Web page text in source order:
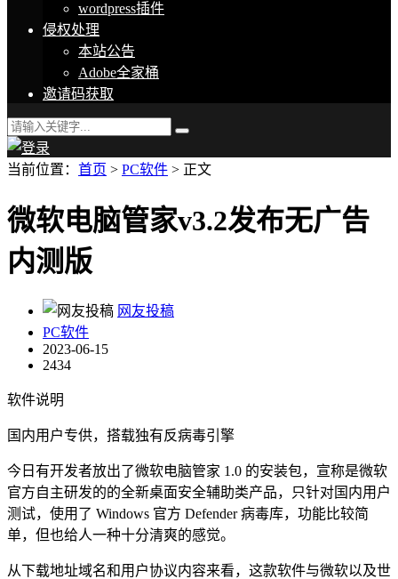
wordpress插件
侵权处理
本站公告
Adobe全家桶
邀请码获取
当前位置： 首页 > PC软件 > 正文
微软电脑管家v3.2发布无广告
内测版
网友投稿
PC软件
2023-06-15
2434
软件说明
国内用户专供，搭载独有反病毒引擎
今日有开发者放出了微软电脑管家 1.0 的安装包，宣称是微软
官方自主研发的的全新桌面安全辅助类产品，只针对国内用户
测试，使用了 Windows 官方 Defender 病毒库，功能比较简
单，但也给人一种十分清爽的感觉。
从下载地址域名和用户协议内容来看，这款软件与微软以及世